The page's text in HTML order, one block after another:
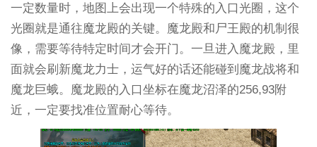
一定数量时，地图上会出现一个特殊的入口光圈，这个
光圈就是通往魔龙殿的关键。魔龙殿和尸王殿的机制很
像，需要等待特定时间才会开门。一旦进入魔龙殿，里
面就会刷新魔龙力士，运气好的话还能碰到魔龙战将和
魔龙巨蛾。魔龙殿的入口坐标在魔龙沼泽的256,93附
近，一定要找准位置耐心等待。